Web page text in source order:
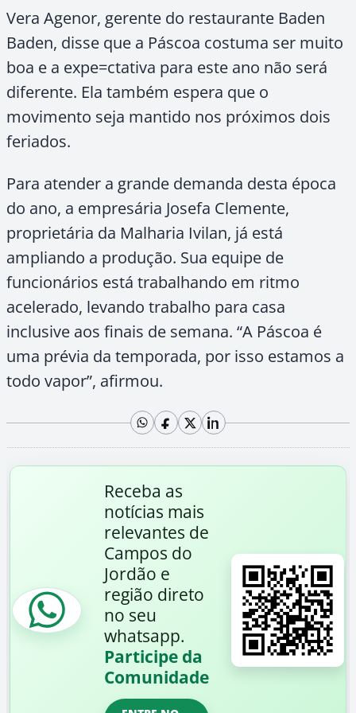
Vera Agenor, gerente do restaurante Baden
Baden, disse que a Páscoa costuma ser muito
boa e a expe=ctativa para este ano não será
diferente. Ela também espera que o
movimento seja mantido nos próximos dois
feriados.
Para atender a grande demanda desta época
do ano, a empresária Josefa Clemente,
proprietária da Malharia Ivilan, já está
ampliando a produção. Sua equipe de
funcionários está trabalhando em ritmo
acelerado, levando trabalho para casa
inclusive aos finais de semana. “A Páscoa é
uma prévia da temporada, por isso estamos a
todo vapor”, afirmou.
Receba as
notícias mais
relevantes de
Campos do
Jordão e
região direto
no seu
whatsapp.
Participe da
Comunidade